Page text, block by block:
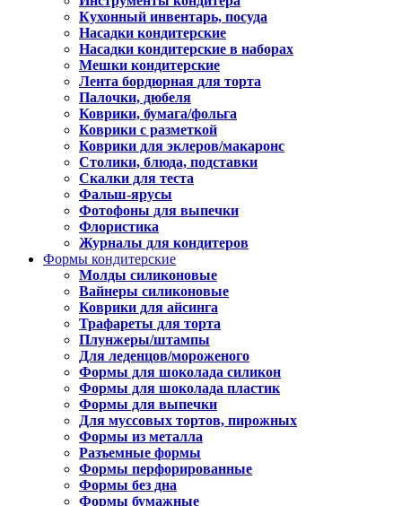
Кухонный инвентарь, посуда
Насадки кондитерские
Насадки кондитерские в наборах
Мешки кондитерские
Лента бордюрная для торта
Палочки, дюбеля
Коврики, бумага/фольга
Коврики с разметкой
Коврики для эклеров/макаронс
Столики, блюда, подставки
Скалки для теста
Фальш-ярусы
Фотофоны для выпечки
Флористика
Журналы для кондитеров
Формы кондитерские
Молды силиконовые
Вайнеры силиконовые
Коврики для айсинга
Трафареты для торта
Плунжеры/штампы
Для леденцов/мороженого
Формы для шоколада силикон
Формы для шоколада пластик
Формы для выпечки
Для муссовых тортов, пирожных
Формы из металла
Разъемные формы
Формы перфорированные
Формы без дна
Формы бумажные